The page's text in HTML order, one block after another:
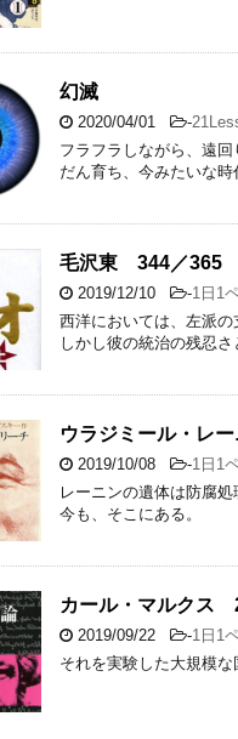
幻滅
2020/04/01 -
フラフラしながら、遠
だん育ち、今みたいな時
毛沢東 344／365
2019/12/10 -1日1
西洋においては、左派の
しかし彼の統治の残忍さ
ウラジミール・レ
2019/10/08 -1日1
レーニンの遺体は防腐
今も、そこにある。
カール・マルクス
2019/09/22 -1日1
それを実験した大規模な